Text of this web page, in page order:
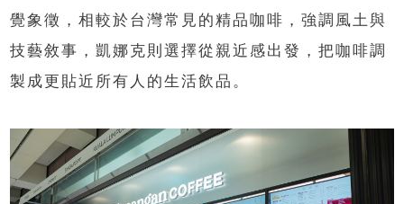
覺象徵，相較於台灣常見的精品咖啡，強調風土與
技藝敘事，凱娜克則選擇從親近感出發，把咖啡調
製成更貼近所有人的生活飲品。